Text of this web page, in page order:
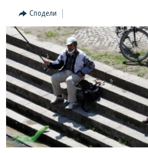
ПОДКАСТ ЗОШТО?
СЛЕДЕТЕ НЕ
РСЕ веб страници
Сподели